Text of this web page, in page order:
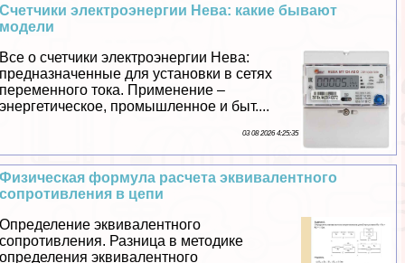
Счетчики электроэнергии Нева: какие бывают
модели
Все о счетчики электроэнергии Нева:
предназначенные для установки в сетях
переменного тока. Применение –
энергетическое, промышленное и быт....
03 08 2026 4:25:35
Физическая формула расчета эквивалентного
сопротивления в цепи
Определение эквивалентного
сопротивления. Разница в методике
определения эквивалентного